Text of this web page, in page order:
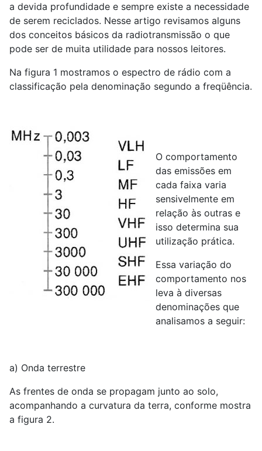
a devida profundidade e sempre existe a necessidade
de serem reciclados. Nesse artigo revisamos alguns
dos conceitos básicos da radiotransmissão o que
pode ser de muita utilidade para nossos leitores.
Na figura 1 mostramos o espectro de rádio com a
classificação pela denominação segundo a freqüência.
O comportamento
das emissões em
cada faixa varia
sensivelmente em
relação às outras e
isso determina sua
utilização prática.
Essa variação do
comportamento nos
leva à diversas
denominações que
analisamos a seguir:
a) Onda terrestre
As frentes de onda se propagam junto ao solo,
acompanhando a curvatura da terra, conforme mostra
a figura 2.